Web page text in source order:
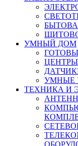
УМНЫЙ ДОМ
УМНЫЕ
ТЕХНИКА И